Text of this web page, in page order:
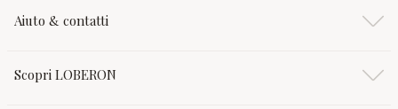
Aiuto & contatti
Scopri LOBERON